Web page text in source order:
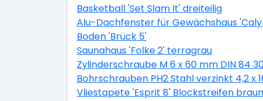
Basketball 'Set Slam It' dreiteilig
Alu-Dachfenster für Gewächshaus
Boden 'Brück 5'
Saunahaus 'Folke 2' terragrau
Zylinderschraube M 6 x 60 mm DIN 84
Bohrschrauben PH2 Stahl verzinkt 4,2 x
Vliestapete 'Esprit 8' Blockstreifen